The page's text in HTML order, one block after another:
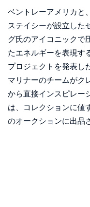
ベントレーアメリカと
ステイシーが設立した
グ氏のアイコニックで
たエネルギーを表現す
プロジェクトを発表し
マリナーのチームがク
から直接インスピレー
は、コレクションに値
のオークションに出品